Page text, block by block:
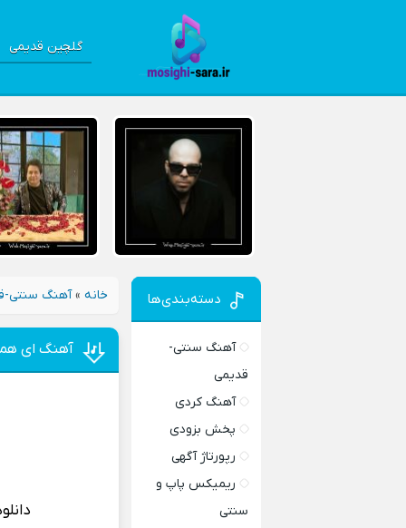
گلچین قدیمی
خانه »آهنگ سنتی-
آهنگ ای
دسته‌بندی‌ها
آهنگ سنتی-
قدیمی
آهنگ کردی
پخش بزودی
رپورتاژ آگهی
ریمیکس پاپ و
سنتی